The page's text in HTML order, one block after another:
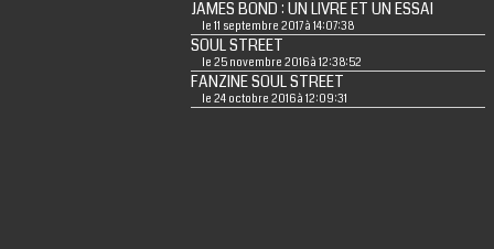
JAMES BOND : UN LIVRE ET UN ESSAI
le 11 septembre 2017 à 14:07:38
SOUL STREET
le 25 novembre 2016 à 12:38:52
FANZINE SOUL STREET
le 24 octobre 2016 à 12:09:31